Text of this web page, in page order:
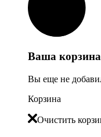
Ваша корзина
Вы еще не
Корзина
Очистить